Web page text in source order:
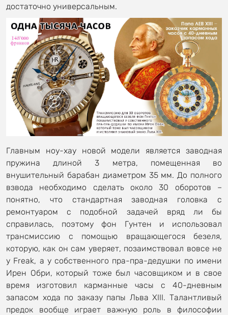
достаточно универсальным.
Главным ноу-хау новой модели является заводная
пружина длиной 3 метра, помещенная во
внушительный барабан диаметром 35 мм. До полного
взвода необходимо сделать около 30 оборотов –
понятно, что стандартная заводная головка с
ремонтуаром с подобной задачей вряд ли бы
справилась, поэтому фон Гунтен и использовал
трансмиссию с помощью вращающегося безеля,
которую, как он сам уверяет, позаимствовал вовсе не
у Freak, а у собственного пра-пра-дедушки по имени
Ирен Обри, который тоже был часовщиком и в свое
время изготовил карманные часы с 40-дневным
запасом хода по заказу папы Льва XIII. Талантливый
предок вообще играет важную роль в философии